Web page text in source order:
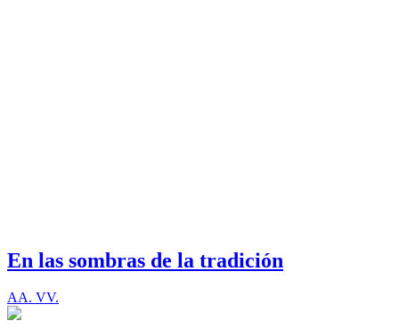
En las sombras de la tradición
AA. VV.